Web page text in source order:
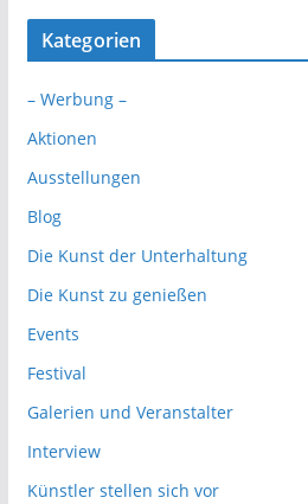
Kategorien
– Werbung –
Aktionen
Ausstellungen
Blog
Die Kunst der Unterhaltung
Die Kunst zu genießen
Events
Festival
Galerien und Veranstalter
Interview
Künstler stellen sich vor